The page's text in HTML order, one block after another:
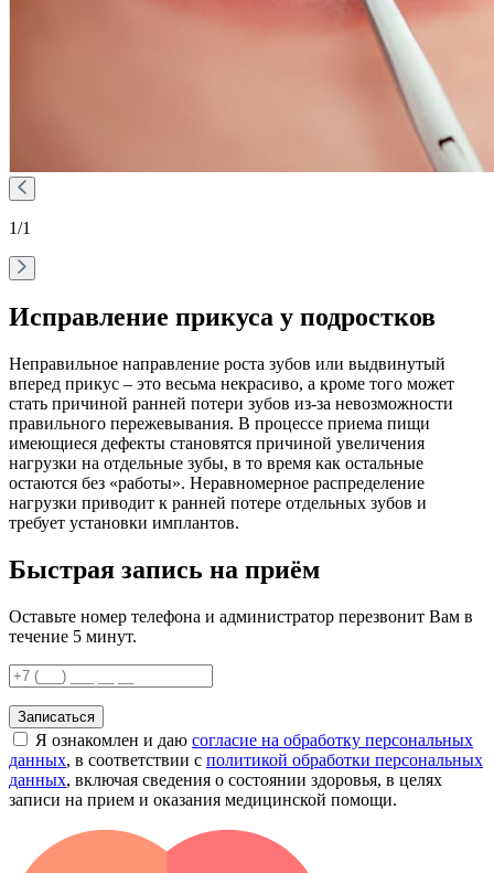
1/1
Исправление прикуса у подростков
Неправильное направление роста зубов или выдвинутый
вперед прикус – это весьма некрасиво, а кроме того может
стать причиной ранней потери зубов из-за невозможности
правильного пережевывания. В процессе приема пищи
имеющиеся дефекты становятся причиной увеличения
нагрузки на отдельные зубы, в то время как остальные
остаются без «работы». Неравномерное распределение
нагрузки приводит к ранней потере отдельных зубов и
требует установки имплантов.
Быстрая запись на приём
Оставьте номер телефона и администратор перезвонит Вам в
течение 5 минут.
Записаться
Я ознакомлен и даю согласие на обработку персональных
данных, в соответствии с политикой обработки персональных
данных, включая сведения о состоянии здоровья, в целях
записи на прием и оказания медицинской помощи.